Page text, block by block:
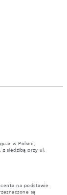
w Polsce,
siedzibą przy ul.
na podstawie
są